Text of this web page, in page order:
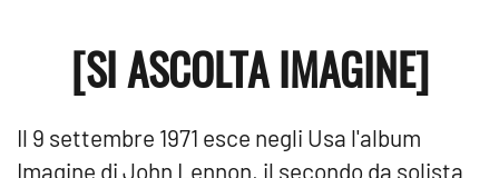
[SI ASCOLTA IMAGINE]
Il 9 settembre 1971 esce negli Usa l'album
Imagine di John Lennon, il secondo da solista